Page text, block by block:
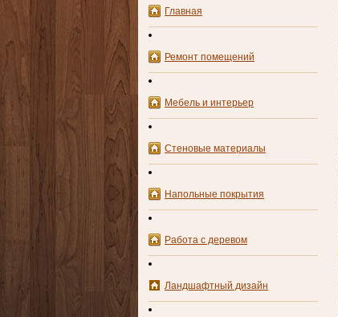
Главная
Ремонт помещений
Мебель и интерьер
Стеновые материалы
Напольные покрытия
Работа с деревом
Ландшафтный дизайн